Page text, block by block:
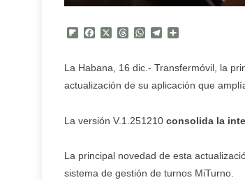
Flipboard
FacebookThreadsWhatsApp
Telegram
La Habana, 16 dic.- Transfermóvil, la
actualización de su aplicación que
La versión V.1.251210 consolida la
La principal novedad de esta
sistema de gestión de turnos MiTurno.